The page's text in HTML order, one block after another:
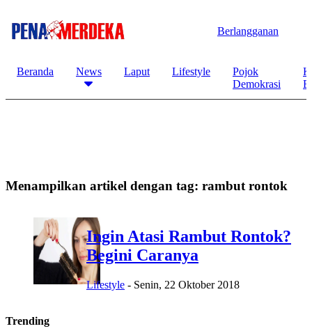
Berlangganan
Beranda News Laput Lifestyle
Pojok
Demokrasi
Menampilkan artikel dengan tag: rambut rontok
Ingin Atasi Rambut Rontok?
Begini Caranya
Lifestyle - Senin, 22 Oktober 2018
Trending